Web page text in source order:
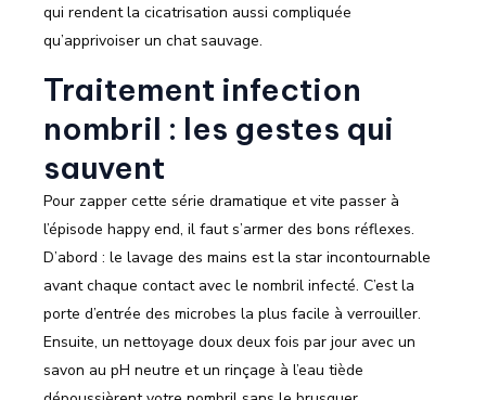
qui rendent la cicatrisation aussi compliquée
qu’apprivoiser un chat sauvage.
Traitement infection
nombril : les gestes qui
sauvent
Pour zapper cette série dramatique et vite passer à
l’épisode happy end, il faut s’armer des bons réflexes.
D’abord : le lavage des mains est la star incontournable
avant chaque contact avec le nombril infecté. C’est la
porte d’entrée des microbes la plus facile à verrouiller.
Ensuite, un nettoyage doux deux fois par jour avec un
savon au pH neutre et un rinçage à l’eau tiède